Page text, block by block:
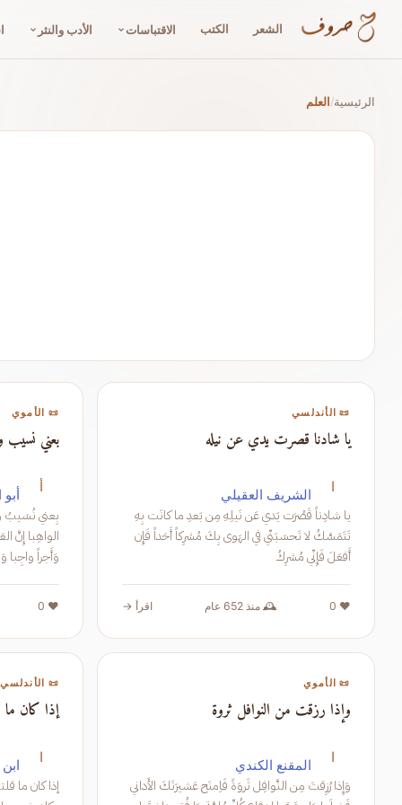
الشعر الكتب الاقتباسات الأدب والنثر
الرئيسية/العلم
📜 الأندلسي
يا شادنا قصرت يدي عن نيله
ا الشريف العقيلي
يا شادِناً قَصُرَت يَدي عَن نَيلِهِ مِن بَعدِ ما كانَت بِهِ
تَتَمَسَّكُ لا تَحسَبَنّي في الهَوى بِكَ مُشرِكاً أَحَداً فَإِن
أَفعَلَ فَإِنّي مُشرِكُ
❤️ 0 🕰️ منذ 652 عام اقرأ →
📜 الأموي
بعني نسيب
أ
❤️ 0
📜 الأموي
وإذا رزقت من النوافل ثروة
ا المقنع الكندي
وَإِذا رُزِقتَ مِن النَّوافِل ثَروَةً فَاِمنَح عَشيرَتَكَ الأَداني
📜 الأندلسي
إذا كان ما
ا
إذا كان ما